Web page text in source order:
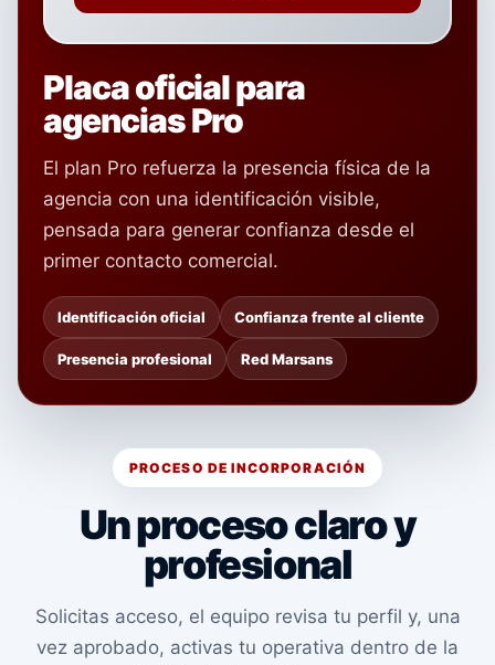
Placa oficial para
agencias Pro
El plan Pro refuerza la presencia física de la
agencia con una identificación visible,
pensada para generar confianza desde el
primer contacto comercial.
Identificación oficial Confianza frente al cliente
Presencia profesional Red Marsans
PROCESO DE INCORPORACIÓN
Un proceso claro y
profesional
Solicitas acceso, el equipo revisa tu perfil y, una
vez aprobado, activas tu operativa dentro de la